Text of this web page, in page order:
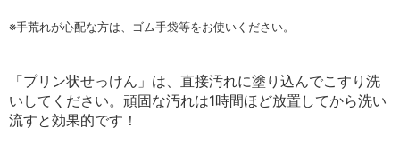
※手荒れが心配な方は、ゴム手袋等をお使いください。
「プリン状せっけん」は、直接汚れに塗り込んでこすり洗
いしてください。頑固な汚れは1時間ほど放置してから洗い
流すと効果的です！